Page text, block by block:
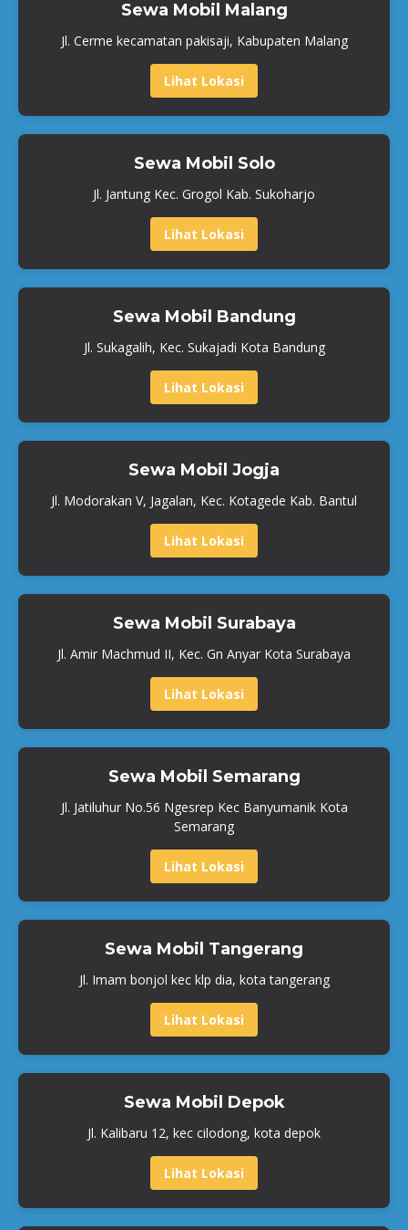
Sewa Mobil Malang
Jl. Cerme kecamatan pakisaji, Kabupaten Malang
Lihat Lokasi
Sewa Mobil Solo
Jl. Jantung Kec. Grogol Kab. Sukoharjo
Lihat Lokasi
Sewa Mobil Bandung
Jl. Sukagalih, Kec. Sukajadi Kota Bandung
Lihat Lokasi
Sewa Mobil Jogja
Jl. Modorakan V, Jagalan, Kec. Kotagede Kab. Bantul
Lihat Lokasi
Sewa Mobil Surabaya
Jl. Amir Machmud II, Kec. Gn Anyar Kota Surabaya
Lihat Lokasi
Sewa Mobil Semarang
Jl. Jatiluhur No.56 Ngesrep Kec Banyumanik Kota
Semarang
Lihat Lokasi
Sewa Mobil Tangerang
Jl. Imam bonjol kec klp dia, kota tangerang
Lihat Lokasi
Sewa Mobil Depok
Jl. Kalibaru 12, kec cilodong, kota depok
Lihat Lokasi